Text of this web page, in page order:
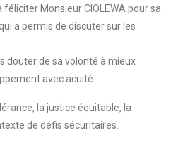
féliciter Monsieur CIOLEWA pour sa
a permis de discuter sur les
douter de sa volonté à mieux
avec acuité.
la justice équitable, la
de défis sécuritaires.